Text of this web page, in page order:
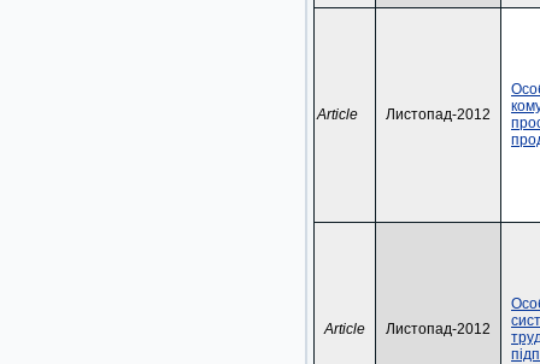
Article Листопад-2012
Article Листопад-2012